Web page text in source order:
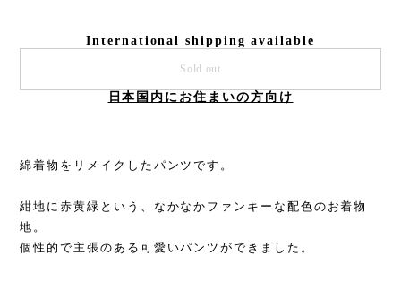
International shipping available
Sold out
日本国内にお住まいの方向け
綿着物をリメイクしたパンツです。
紺地に赤黄緑という、なかなかファンキーな配色のお着物
地。
個性的で主張のある可愛いパンツができました。